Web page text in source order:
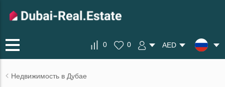
0 0 AED
Недвижимость в Дубае